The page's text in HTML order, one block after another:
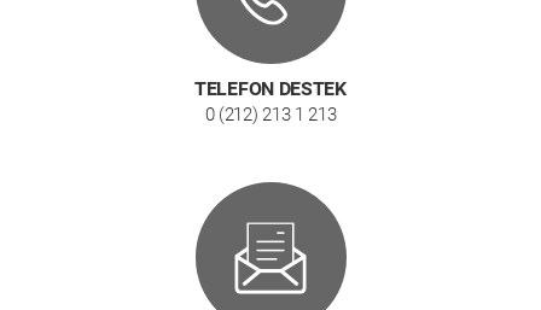
TELEFON DESTEK
0 (212) 213 1 213